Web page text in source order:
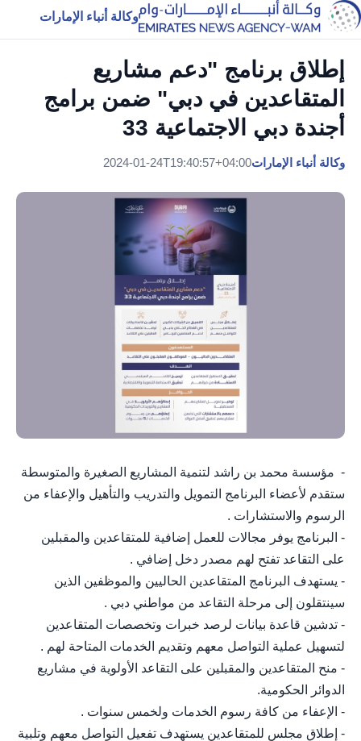
وكالة أنباء الإمارات
إطلاق برنامج "دعم مشاريع
المتقاعدين في دبي" ضمن برامج
أجندة دبي الاجتماعية 33
وكالة أنباء الإمارات2024-01-24T19:40:57+04:00
- مؤسسة محمد بن راشد لتنمية المشاريع الصغيرة والمتوسطة
ستقدم لأعضاء البرنامج التمويل والتدريب والتأهيل والإعفاء من
الرسوم والاستشارات .
- البرنامج يوفر مجالات للعمل إضافية للمتقاعدين والمقبلين
على التقاعد تفتح لهم مصدر دخل إضافي .
- يستهدف البرنامج المتقاعدين الحاليين والموظفين الذين
سينتقلون إلى مرحلة التقاعد من مواطني دبي .
- تدشين قاعدة بيانات لرصد خبرات وتخصصات المتقاعدين
لتسهيل عملية التواصل معهم وتقديم الخدمات المتاحة لهم .
- منح المتقاعدين والمقبلين على التقاعد الأولوية في مشاريع
الدوائر الحكومية.
- الإعفاء من كافة رسوم الخدمات ولخمس سنوات .
- إطلاق مجلس للمتقاعدين يستهدف تفعيل التواصل معهم وتلبية